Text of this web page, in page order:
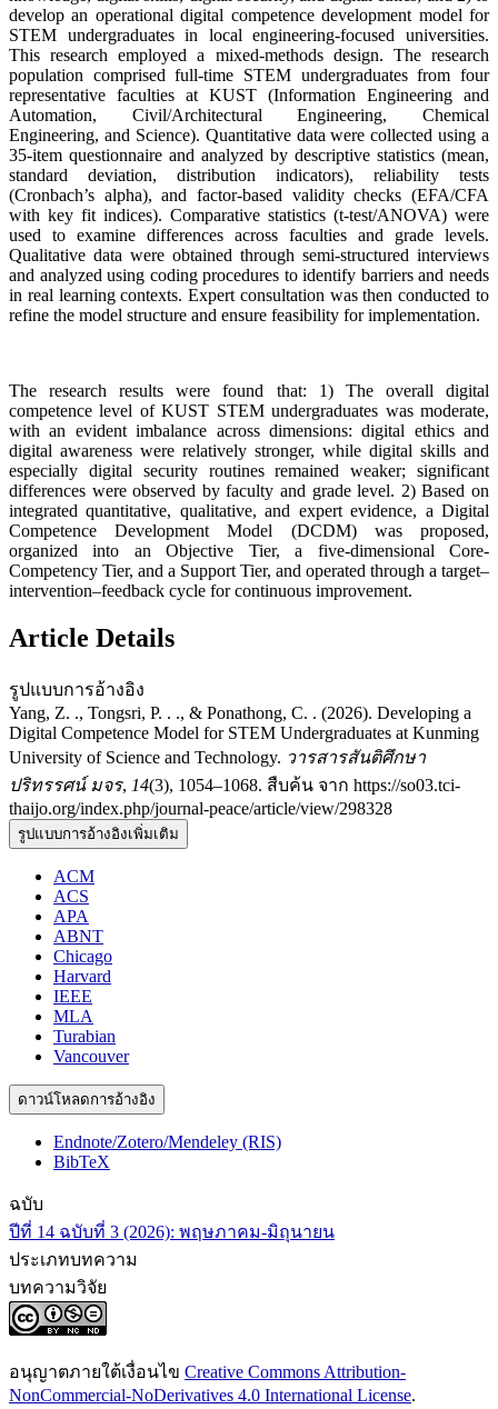
develop an operational digital competence development model for
STEM undergraduates in local engineering-focused universities.
This research employed a mixed-methods design. The research
population comprised full-time STEM undergraduates from four
representative faculties at KUST (Information Engineering and
Automation, Civil/Architectural Engineering, Chemical
Engineering, and Science). Quantitative data were collected using a
35-item questionnaire and analyzed by descriptive statistics (mean,
standard deviation, distribution indicators), reliability tests
(Cronbach’s alpha), and factor-based validity checks (EFA/CFA
with key fit indices). Comparative statistics (t-test/ANOVA) were
used to examine differences across faculties and grade levels.
Qualitative data were obtained through semi-structured interviews
and analyzed using coding procedures to identify barriers and needs
in real learning contexts. Expert consultation was then conducted to
refine the model structure and ensure feasibility for implementation.
The research results were found that: 1) The overall digital
competence level of KUST STEM undergraduates was moderate,
with an evident imbalance across dimensions: digital ethics and
digital awareness were relatively stronger, while digital skills and
especially digital security routines remained weaker; significant
differences were observed by faculty and grade level. 2) Based on
integrated quantitative, qualitative, and expert evidence, a Digital
Competence Development Model (DCDM) was proposed,
organized into an Objective Tier, a five-dimensional Core-
Competency Tier, and a Support Tier, and operated through a target–
intervention–feedback cycle for continuous improvement.
Article Details
รูปแบบการอ้างอิง
Yang, Z. ., Tongsri, P. . ., & Ponathong, C. . (2026). Developing a
Digital Competence Model for STEM Undergraduates at Kunming
University of Science and Technology. วารสารสันติศึกษา
ปริทรรศน์ มจร, 14(3), 1054–1068. สืบค้น จาก https://so03.tci-
thaijo.org/index.php/journal-peace/article/view/298328
รูปแบบการอ้างอิงเพิ่มเติม
ACM
ACS
APA
ABNT
Chicago
Harvard
IEEE
MLA
Turabian
Vancouver
ดาวน์โหลดการอ้างอิง
Endnote/Zotero/Mendeley (RIS)
BibTeX
ฉบับ
ปีที่ 14 ฉบับที่ 3 (2026): พฤษภาคม-มิถุนายน
ประเภทบทความ
บทความวิจัย
อนุญาตภายใต้เงื่อนไข Creative Commons Attribution-
NonCommercial-NoDerivatives 4.0 International License.